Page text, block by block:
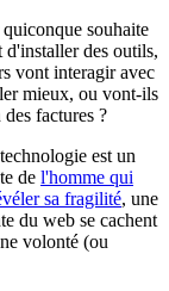
souhaite
d'installer des outils,
vont interagir avec
mieux, ou vont-ils
factures ?
est un
de l'homme qui
sa fragilité, une
du web se cachent
volonté (ou